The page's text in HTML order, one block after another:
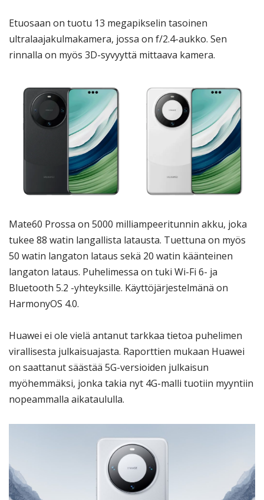
Etuosaan on tuotu 13 megapikselin tasoinen
ultralaajakulmakamera, jossa on f/2.4-aukko. Sen
rinnalla on myös 3D-syvyyttä mittaava kamera.
Mate60 Prossa on 5000 milliampeeritunnin akku, joka
tukee 88 watin langallista latausta. Tuettuna on myös
50 watin langaton lataus sekä 20 watin käänteinen
langaton lataus. Puhelimessa on tuki Wi-Fi 6- ja
Bluetooth 5.2 -yhteyksille. Käyttöjärjestelmänä on
HarmonyOS 4.0.
Huawei ei ole vielä antanut tarkkaa tietoa puhelimen
virallisesta julkaisuajasta. Raporttien mukaan Huawei
on saattanut säästää 5G-versioiden julkaisun
myöhemmäksi, jonka takia nyt 4G-malli tuotiin myyntiin
nopeammalla aikataululla.